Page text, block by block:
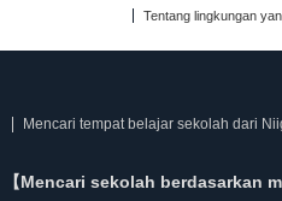
Tentang lingkungan
Mencari tempat belajar sekolah dari
【Mencari sekolah berdasarkan